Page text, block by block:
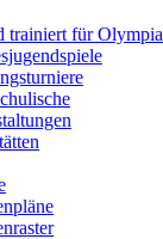
trainiert für Olympia